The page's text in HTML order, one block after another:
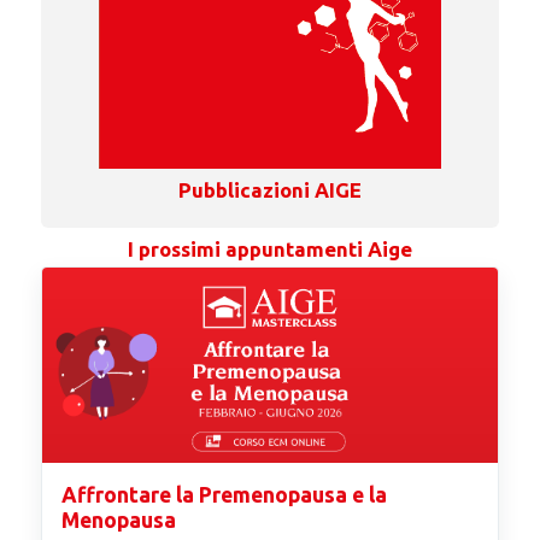
Pubblicazioni AIGE
I prossimi appuntamenti Aige
Affrontare la Premenopausa e la
Menopausa